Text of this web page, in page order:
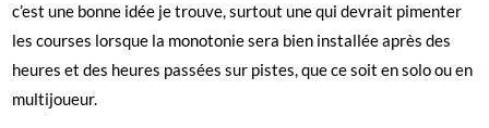
c’est une bonne idée je trouve, surtout une qui devrait pimenter
les courses lorsque la monotonie sera bien installée après des
heures et des heures passées sur pistes, que ce soit en solo ou en
multijoueur.